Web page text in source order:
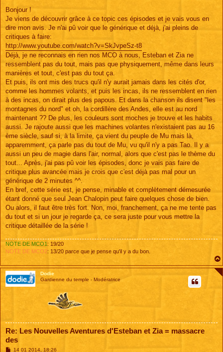
s
a
g
Bonjour !
Je viens de découvrir grâce à ce topic ces épisodes et je vais vous en
dire mon avis. Je n'ai pû voir que le générique et déjà, j'ai pleins de
critiques à faire:
http://www.youtube.com/watch?v=SkJvpeSz-t8
Déjà, je ne reconnais en rien nos MCO à nous, Esteban et Zia ne
ressemblent pas du tout, mais pas que physiquement, même dans leurs
manières et tout, c'est pas du tout ça.
Et puis, ils ont mis des trucs qu'il n'y aurait jamais dans les cités d'or,
comme les hommes volants, et puis les incas, ils ne ressemblent en rien
à des incas, on dirait plus des papous. Et dans la chanson ils disent "les
montagnes du nord" et oh, la cordillère des Andes, elle est au nord
maintenant ?? De plus, les couleurs sont moches je trouve et les habits
aussi. Je rajoute aussi que les machines volantes n'existaient pas au 16
ème siècle, sauf si, à la limite, ça vient du peuple de Mu mais là,
apparemment, ça parle pas du tout de Mu, vu qu'il n'y a pas Tao. Il y a
aussi un peu de magie dans l'air, normal, alors que c'est pas le thème du
tout... Après, j'ai pas pû voir les épisodes, donc je vais pas faire de
critique plus avancée mais je crois que c'est déjà pas mal pour un
générique de 2 minutes ^^.
En bref, cette série est, je pense, minable et complètement démesurée
étant donné que seul Jean Chalopin peut faire quelques chose de bien.
Ou alors, il faut être très fort. Non, moi, franchement, ça ne me tente pas
du tout et si un jour je regarde ça, ce sera juste pour vous mettre la
critique détaillée de la série !
NOTE DE MCO1: 19/20
NOTE DE MCO2: 13/20 parce que je pense qu'il y a du bon.
Dodie
Gardienne du temple - Modératrice
Re: Les Nouvelles Aventures d'Esteban et Zia = massacre
des
M14 01 2014, 18:26